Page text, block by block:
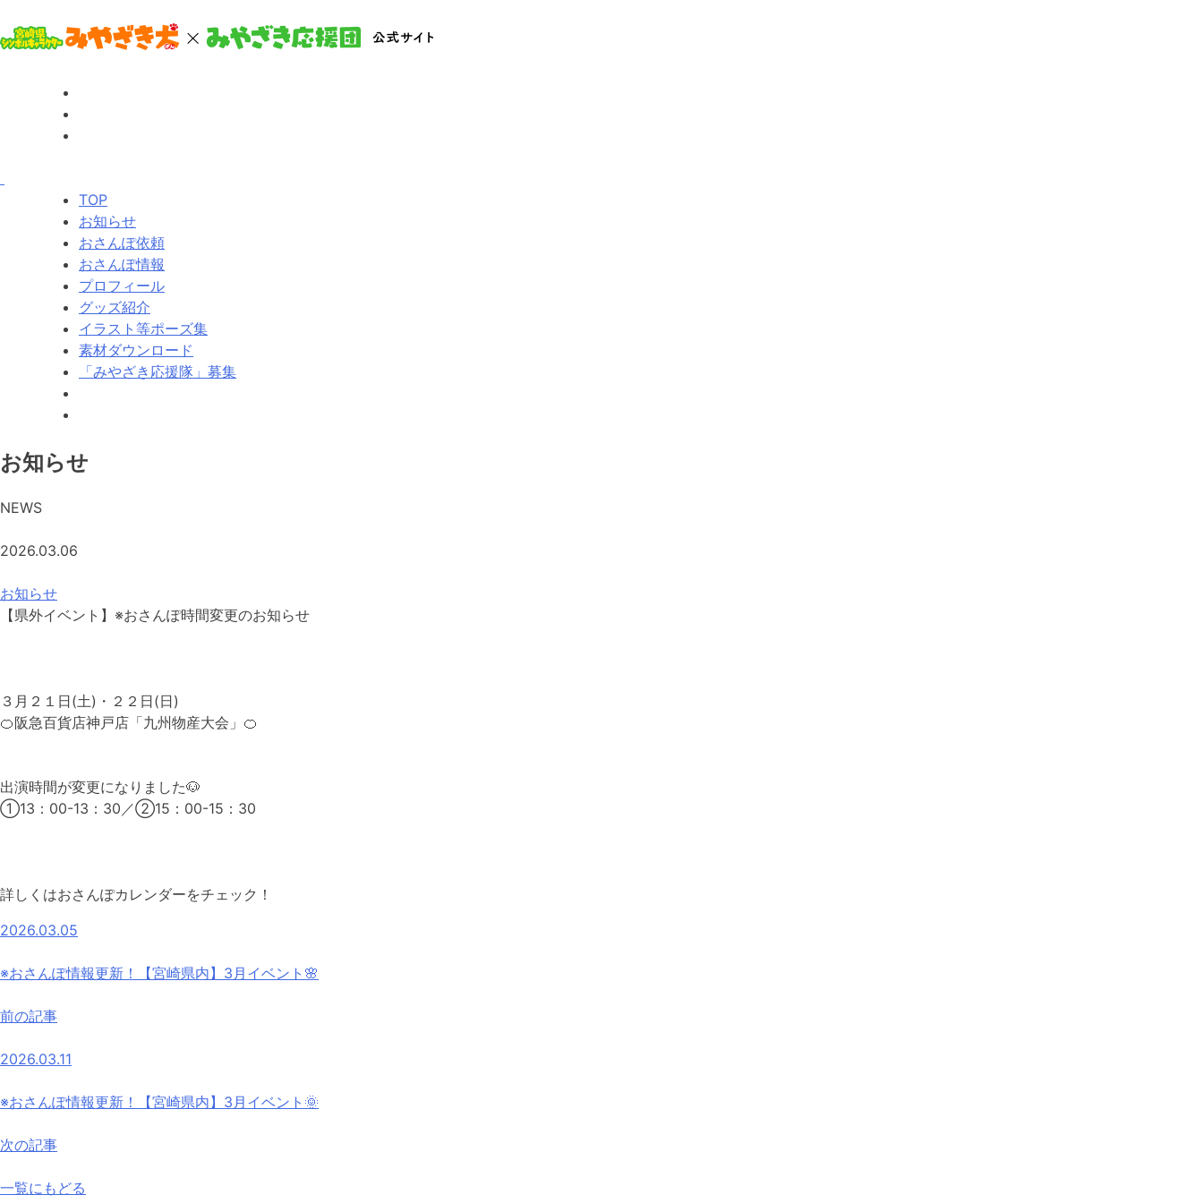
TOP
お知らせ
おさんぽ依頼
おさんぽ情報
プロフィール
グッズ紹介
イラスト等ポーズ集
素材ダウンロード
「みやざき応援隊」募集
お知らせ
NEWS
2026.03.06
お知らせ
【県外イベント】※おさんぽ時間変更のお知らせ
３月２１日(土)・２２日(日)
🍊阪急百貨店神戸店「九州物産大会」🍊
出演時間が変更になりました🐶
①13：00-13：30／②15：00-15：30
詳しくはおさんぽカレンダーをチェック！
2026.03.05
※おさんぽ情報更新！【宮崎県内】3月イベント🌸
前の記事
2026.03.11
※おさんぽ情報更新！【宮崎県内】3月イベント🌞
次の記事
一覧にもどる